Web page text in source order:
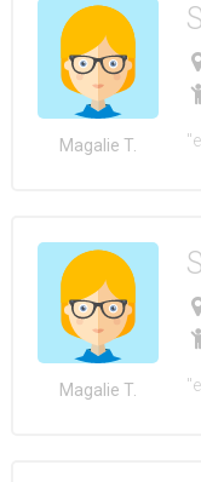
Magalie T.
Magalie T.